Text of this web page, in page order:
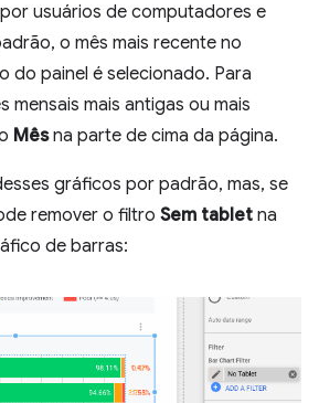
usuários de computadores e
o mês mais recente no
do painel é selecionado. Para
mensais mais antigas ou mais
Mêsna parte de cima da página.
gráficos por padrão, mas, se
remover o filtro Sem tablet na
de barras: